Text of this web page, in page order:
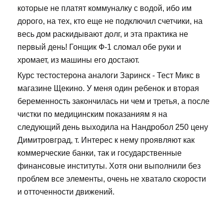
которые не платят коммуналку с водой, ибо им
дорого, на тех, кто еще не подключил счетчики, на
весь дом раскидывают долг, и эта практика не
первый день! Гонщик Ф-1 сломал обе руки и
хромает, из машины его достают.
Курс тестостерона аналоги Заринск - Тест Микс в
магазине Щекино. У меня один ребенок и вторая
беременность закончилась ни чем и третья, а после
чистки по медицинским показаниям я на
следующий день выходила на Нандробол 250 цену
Димитровград, т. Интерес к нему проявляют как
коммерческие банки, так и государственные
финансовые институты. Хотя они выполнили без
проблем все элементы, очень не хватало скорости
и отточенности движений.